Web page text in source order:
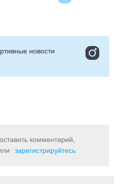
новости
комментарий,
зарегистрируйтесь